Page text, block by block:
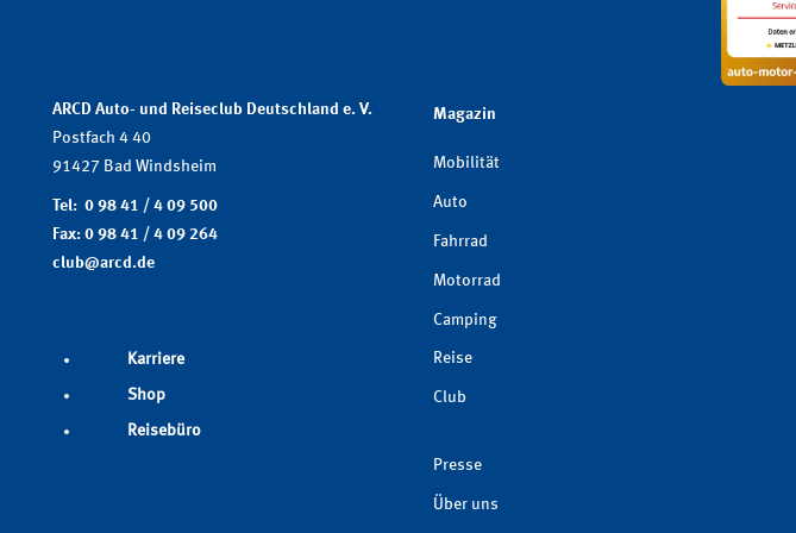
ARCD Auto- und Reiseclub Deutschland e. V.
Postfach 4 40
91427 Bad Windsheim
Tel: 0 98 41 / 4 09 500
Fax: 0 98 41 / 4 09 264
club@arcd.de
Karriere
Shop
Reisebüro
Magazin
Mobilität
Auto
Fahrrad
Motorrad
Camping
Reise
Club
Presse
Über uns